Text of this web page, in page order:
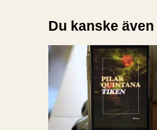
Du kanske